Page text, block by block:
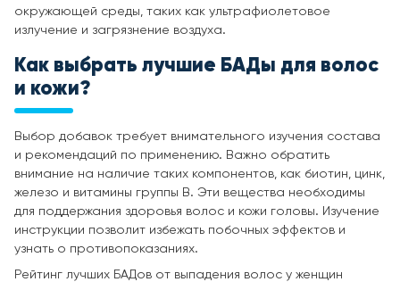
окружающей среды, таких как ультрафиолетовое
излучение и загрязнение воздуха.
Как выбрать лучшие БАДы для волос
и кожи?
Выбор добавок требует внимательного изучения состава
и рекомендаций по применению. Важно обратить
внимание на наличие таких компонентов, как биотин, цинк,
железо и витамины группы B. Эти вещества необходимы
для поддержания здоровья волос и кожи головы. Изучение
инструкции позволит избежать побочных эффектов и
узнать о противопоказаниях.
Рейтинг лучших БАДов от выпадения волос у женщин